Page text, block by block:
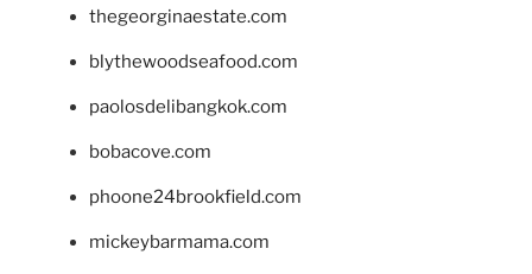
thegeorginaestate.com
blythewoodseafood.com
paolosdelibangkok.com
bobacove.com
phoone24brookfield.com
mickeybarmama.com